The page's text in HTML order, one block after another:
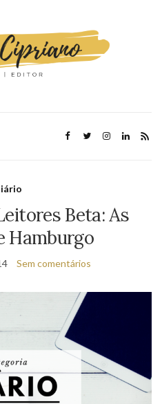
Beta: As
Hamburgo
Sem comentários